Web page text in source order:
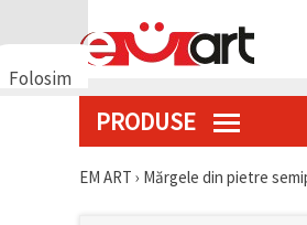
Folosim
PRODUSE
EM ART › Mărgele din pietre